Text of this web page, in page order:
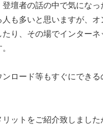
壇者の話の中で気になっ
人も多いと思いますが、オ
り、その場でインターネ
ンロード等もすぐにできる
リットをご紹介致しました